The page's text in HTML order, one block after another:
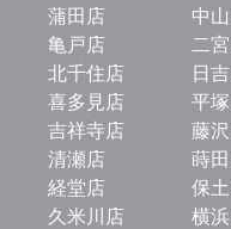
蒲田店
亀戸店
北千住店
喜多見店
吉祥寺店
清瀬店
経堂店
久米川店
中
二
日
平
藤
蒔
保
横